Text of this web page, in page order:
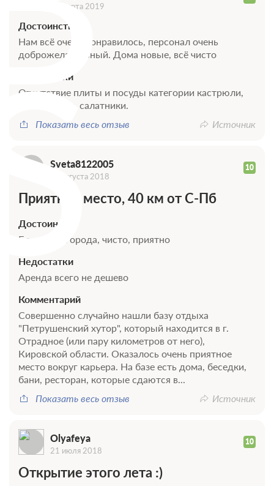
11 марта 2019
Достоинства
Нам всё очень понравилось, персонал очень
доброжелательный. Дома новые, всё чисто
Недостатки
Отсутствие плиты и посуды категории кастрюли,
ножи, доски, салатники.
Показать весь отзыв
Источник
Sveta8122005 10
14 августа 2018
Приятное место, 40 км от С-Пб
Достоинства
Близко от города, чисто, приятно
Недостатки
Аренда всего не дешево
Комментарий
Совершенно случайно нашли базу отдыха
"Петрушенский хутор", который находится в г.
Отрадное (или пару километров от него),
Кировской области. Оказалось очень приятное
место вокруг карьера. На базе есть дома, беседки,
бани, ресторан, которые сдаются в...
Показать весь отзыв
Источник
Olyafeya 10
21 июля 2018
Открытие этого лета :)